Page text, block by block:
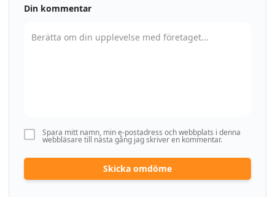
Din kommentar
Spara mitt namn, min e-postadress och webbplats i denna
webbläsare till nästa gång jag skriver en kommentar.
Skicka omdöme